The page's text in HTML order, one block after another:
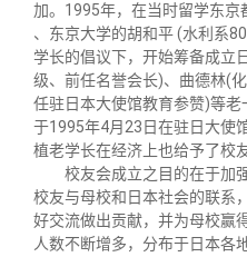
捐赠新闻
捐赠纪事
捐赠方法
义工计划
《清华校
《水木清
我要订阅
新媒体平
百年清华
清华人物
清华故事
青春风采
校友服务
终身学习
信息化服
校友总会
总会简介
关闭
加。1995年，在当时留学东
、东京大学的胡和平 (水利系
学长的倡议下，开始筹备成立
级、前任名誉会长)、曲德林(
任驻日本大使馆教育参赞)等老
于1995年4月23日在驻日大使
植老学长在经济上也给予了校
校友会成立之目的在于加
校友与母校和日本社会的联系
好交流做出贡献，并为母校赢
人数不断增多，分布于日本各